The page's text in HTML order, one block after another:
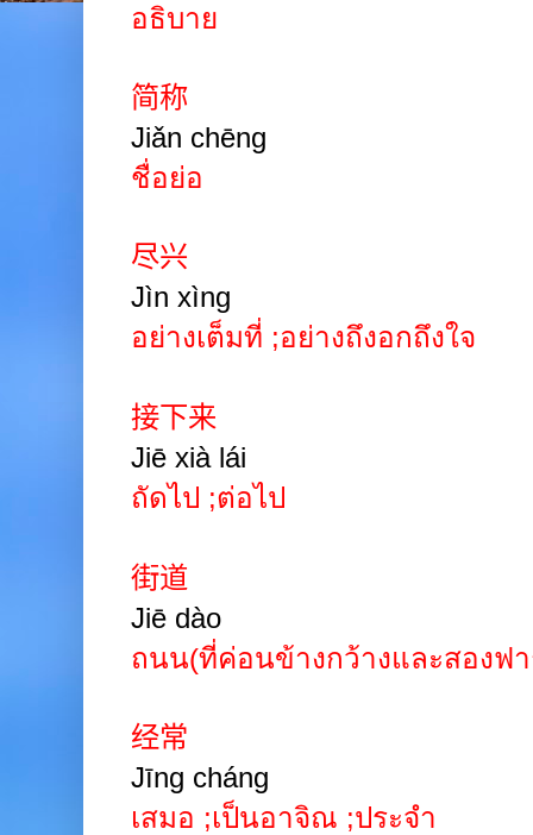
อธิบาย
简称
Jiǎn chēng
ชื่อย่อ
尽兴
Jìn xìng
อย่างเต็มที่ ;อย่างถึงอกถึงใจ
接下来
Jiē xià lái
ถัดไป ;ต่อไป
街道
Jiē dào
ถนน(ที่ค่อนข้างกว้างและสองฟ
经常
Jīng cháng
เสมอ ;เป็นอาจิณ ;ประจำ